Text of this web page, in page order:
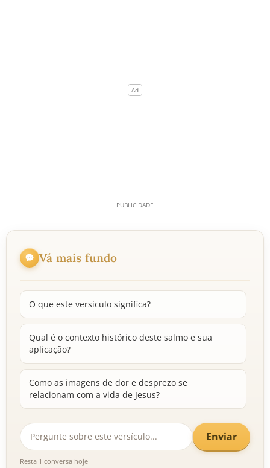
Vá mais fundo
O que este versículo significa?
Qual é o contexto histórico deste salmo e sua
aplicação?
Como as imagens de dor e desprezo se
relacionam com a vida de Jesus?
Enviar
Resta 1 conversa hoje